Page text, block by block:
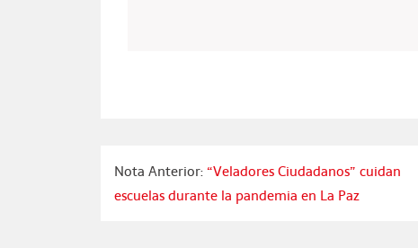
Nota Anterior:“Veladores Ciudadanos” cuidan
escuelas durante la pandemia en La Paz